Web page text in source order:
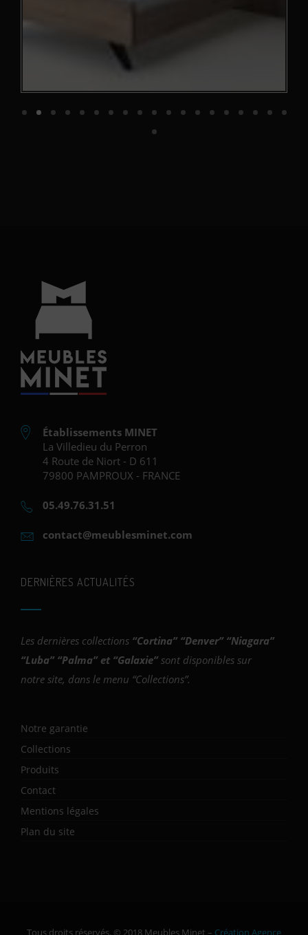
Établissements MINET
La Villedieu du Perron
4 Route de Niort - D 611
79800 PAMPROUX - FRANCE
05.49.76.31.51
contact@meublesminet.com
DERNIÈRES ACTUALITÉS
Les dernières collections “Cortina” “Denver” “Niagara”
“Luba” “Palma” et “Galaxie” sont disponibles sur
notre site, dans le menu “Collections”.
Notre garantie
Collections
Produits
Contact
Mentions légales
Plan du site
Tous droits réservés. © 2018 Meubles Minet – Création Agence